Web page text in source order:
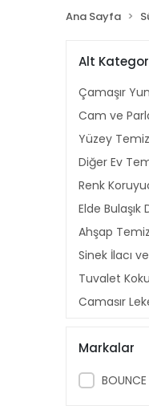
Ana Sayfa
Alt
Çamaşır
Cam ve
Yüzey
Diğer Ev
Renk
Elde Bulaşık
Ahşap
Sinek İlacı
Tuvalet
Çamaşır
Yağ Çözücü
Tuvalet
Markalar
BOUNCE